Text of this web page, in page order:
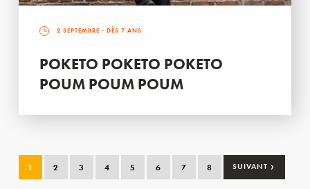
2 SEPTEMBRE - DÈS 7 ANS
POKETO POKETO POKETO
POUM POUM POUM
1 2 3 4 5 6 7 8 SUIVANT ›